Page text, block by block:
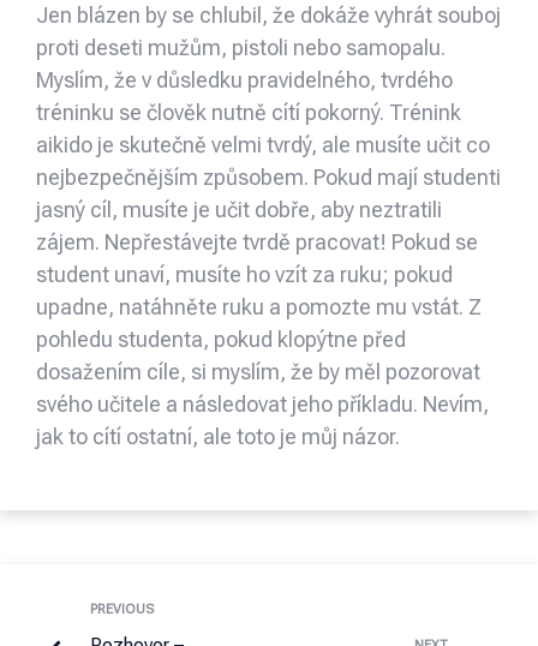
Jen blázen by se chlubil, že dokáže vyhrát souboj
proti deseti mužům, pistoli nebo samopalu.
Myslím, že v důsledku pravidelného, tvrdého
tréninku se člověk nutně cítí pokorný. Trénink
aikido je skutečně velmi tvrdý, ale musíte učit co
nejbezpečnějším způsobem. Pokud mají studenti
jasný cíl, musíte je učit dobře, aby neztratili
zájem. Nepřestávejte tvrdě pracovat! Pokud se
student unaví, musíte ho vzít za ruku; pokud
upadne, natáhněte ruku a pomozte mu vstát. Z
pohledu studenta, pokud klopýtne před
dosažením cíle, si myslím, že by měl pozorovat
svého učitele a následovat jeho příkladu. Nevím,
jak to cítí ostatní, ale toto je můj názor.
PREVIOUS